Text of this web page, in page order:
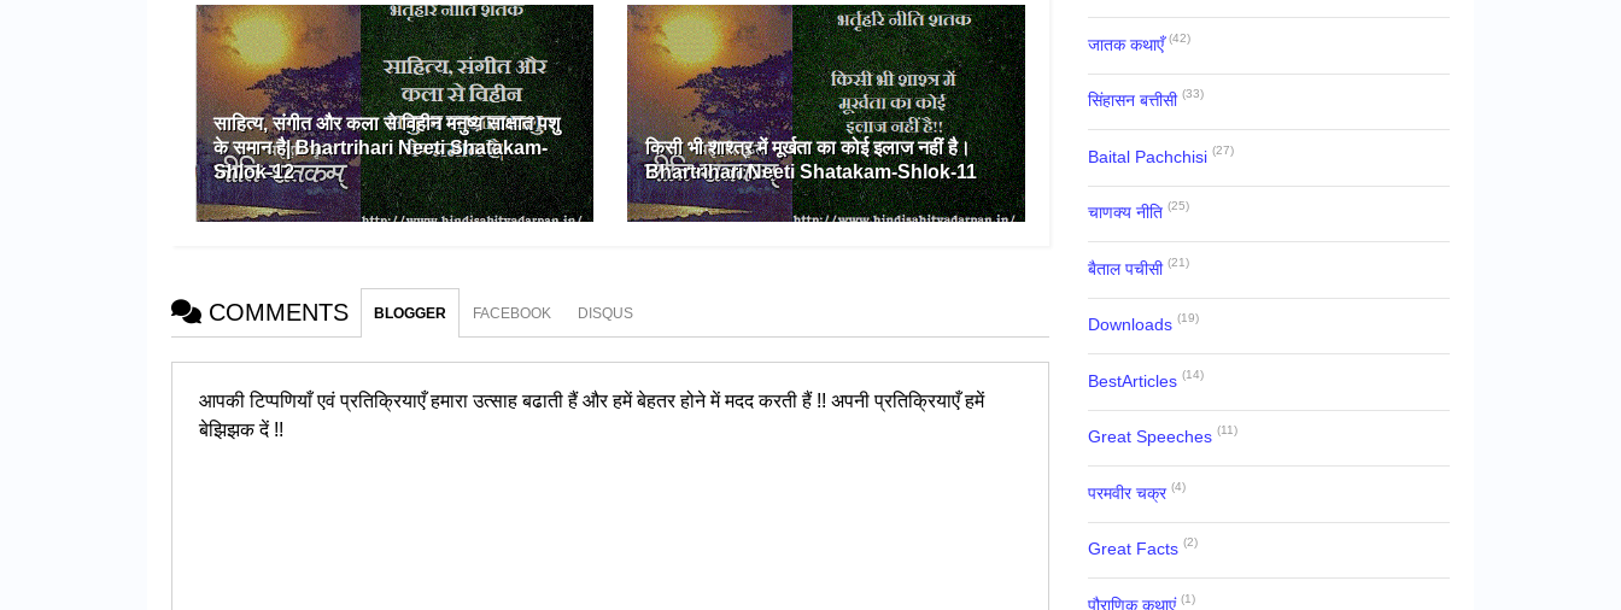
साहित्य, संगीत और कला से विहीन मनुष्य साक्षात पशु
के समान है| Bhartrihari Neeti Shatakam-
Shlok-12
किसी भी शाश्त्र में मूर्खता का कोई इलाज नहीं है।
Bhartrihari Neeti Shatakam-Shlok-11
COMMENTS BLOGGER FACEBOOK DISQUS
आपकी टिप्पणियाँ एवं प्रतिक्रियाएँ हमारा उत्साह बढाती हैं और हमें बेहतर होने में मदद करती हैं !! अपनी प्रतिक्रियाएँ हमें
बेझिझक दें !!
जातक कथाएँ (42)
सिंहासन बत्तीसी (33)
Baital Pachchisi (27)
चाणक्य नीति (25)
बैताल पचीसी (21)
Downloads (19)
BestArticles (14)
Great Speeches (11)
परमवीर चक्र (4)
Great Facts (2)
पौराणिक कथाएं (1)